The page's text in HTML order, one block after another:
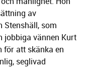
av
Stenshäll, som
jobbiga vännen Kurt
för att skänka en
seglivad